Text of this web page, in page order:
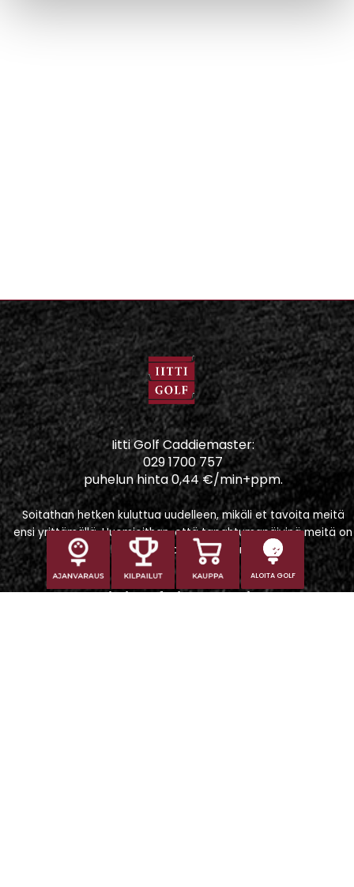
ALOITA GOLF
Iitti Golf Caddiemaster:
029 1700 757
puhelun hinta 0,44 €/min+ppm.
Soitathan hetken kuluttua uudelleen, mikäli et tavoita meitä
ensi yrittämällä. Huomioithan, että tapahtumapäivinä meitä on
vaikeampi tavoittaa puhelimitse.
Iitti Golf Niskaportti